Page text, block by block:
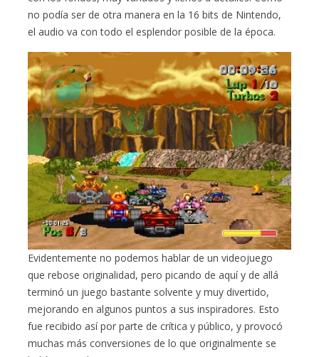
no podía ser de otra manera en la 16 bits de Nintendo,
el audio va con todo el esplendor posible de la época.
Evidentemente no podemos hablar de un videojuego
que rebose originalidad, pero picando de aquí y de allá
terminó un juego bastante solvente y muy divertido,
mejorando en algunos puntos a sus inspiradores. Esto
fue recibido así por parte de crítica y público, y provocó
muchas más conversiones de lo que originalmente se